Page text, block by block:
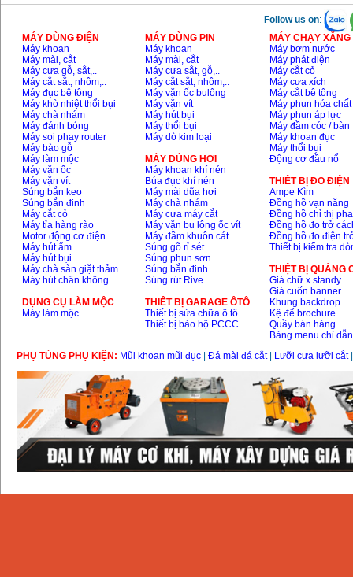
Giá: 1132000
Bảng giá máy khoan
Bosch 2024
Giá:884000 VND
Máy khoan Bosch
GBH 2-24RE (790W)
Giá:
Follow us on:
MÁY DÙNG ĐIỆN
Máy khoan
Máy mài, cắt
Máy cưa gỗ, sắt,..
Máy cắt sắt, nhôm,..
Máy đục bê tông
Máy khò nhiệt thổi bụi
Máy chà nhám
Máy đánh bóng
Máy soi phay router
Máy bào gỗ
Máy làm mộc
Máy vặn ốc
Máy vặn vít
Súng bắn keo
Súng bắn đinh
Máy cắt cỏ
Máy tỉa hàng rào
Motor động cơ điện
Máy hút ẩm
Máy hút bụi
Máy chà sàn giặt thảm
Máy hút chân không
DỤNG CỤ LÀM MỘC
Máy làm mộc
MÁY DÙNG PIN
Máy khoan
Máy mài, cắt
Máy cưa sắt, gỗ,..
Máy cắt sắt, nhôm,..
Máy vặn ốc bulông
Máy vặn vít
Máy hút bụi
Máy thổi bụi
Máy dò kim loại
MÁY DÙNG HƠI
Máy khoan khí nén
Búa đục khí nén
Máy mài dũa hơi
Máy chà nhám
Máy cưa máy cắt
Máy vặn bu lông ốc vít
Máy đầm khuôn cát
Súng gõ rỉ sét
Súng phun sơn
Súng bắn đinh
Súng rút Rive
THIÊT BỊ GARAGE ÔTÔ
Thiết bị sửa chữa ô tô
Thiết bị bảo hộ PCCC
MÁY CHẠY
Máy bơm nước
Máy phát điện
Máy cắt cỏ
Máy cưa xích
Máy cắt bê tông
Máy phun hóa chất
Máy phun áp lực
Máy đầm cóc / bàn
Máy khoan đục
Máy thổi bụi
Động cơ đầu nổ
THIÊT BỊ ĐO ĐIỆN
Ampe Kìm
Đồng hồ vạn năng
Đồng hồ chỉ thị pha
Đồng hồ đo trở
Đồng hồ đo điện
Thiết bị kiểm tra
THIỆT BỊ QUẢNG
Giá chữ x standy
Giá cuốn banner
Khung backdrop
Kệ để brochure
Quầy bán hàng
Bảng menu chỉ dẫn
PHỤ TÙNG PHỤ KIỆN: Mũi khoan mũi đục Đá mài đá cắt| Lưỡi cưa lưỡi cắt